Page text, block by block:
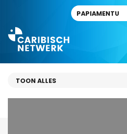
PAPIAMENTU